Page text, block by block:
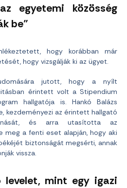
egyetemi közösség
be”
hogy korábban már
hogy vizsgálják ki az ügyet.
jutott, hogy a nyílt
érintett volt a Stipendium
hallgatója is. Hankó Balázs
kezdeményezi az érintett hallgató
és arra utasította az
meg a fenti eset alapján, hogy aki
biztonságát megsérti, annak
vissza.
levelet, mint egy igazi